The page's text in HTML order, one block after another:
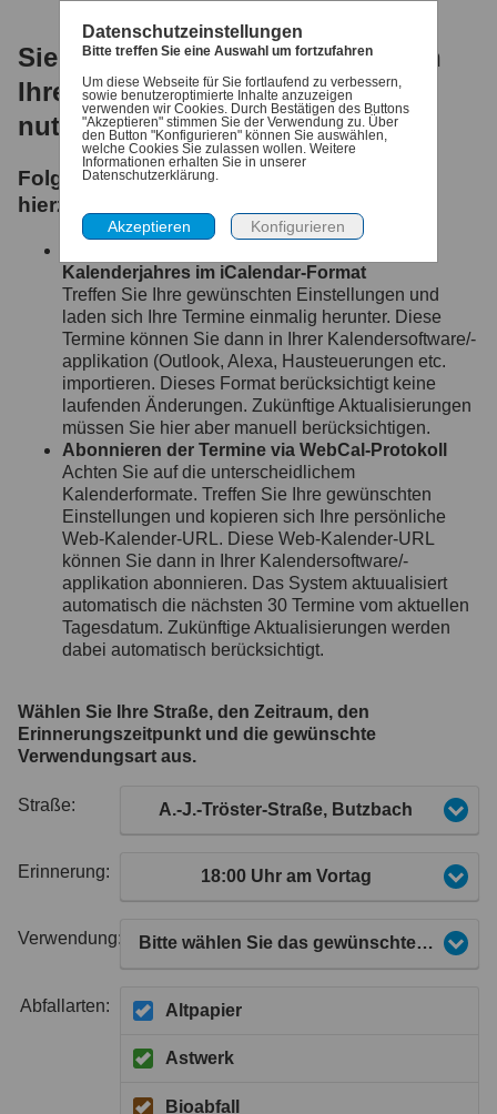
Sie möchten Ihre Abfalltermine in
Ihrem persönlichen Kalender
nutzen?
Folgende Möglichkeiten bieten wir Ihnen
hierzu an:
Kalenderjahres im iCalendar-Format
Treffen Sie Ihre gewünschten Einstellungen und
laden sich Ihre Termine einmalig herunter. Diese
Termine können Sie dann in Ihrer Kalendersoftware/-
applikation (Outlook, Alexa, Hausteuerungen etc.
importieren. Dieses Format berücksichtigt keine
laufenden Änderungen. Zukünftige Aktualisierungen
müssen Sie hier aber manuell berücksichtigen.
Abonnieren der Termine via WebCal-Protokoll
Achten Sie auf die unterscheidlichem
Kalenderformate. Treffen Sie Ihre gewünschten
Einstellungen und kopieren sich Ihre persönliche
Web-Kalender-URL. Diese Web-Kalender-URL
können Sie dann in Ihrer Kalendersoftware/-
applikation abonnieren. Das System aktuualisiert
automatisch die nächsten 30 Termine vom aktuellen
Tagesdatum. Zukünftige Aktualisierungen werden
dabei automatisch berücksichtigt.
Wählen Sie Ihre Straße, den Zeitraum, den
Erinnerungszeitpunkt und die gewünschte
Verwendungsart aus.
Straße: A.-J.-Tröster-Straße, Butzbach
Erinnerung: 18:00 Uhr am Vortag
Verwendung: Bitte wählen Sie das gewünschte Kalenderformat aus
Abfallarten: Altpapier
Astwerk
Bioabfall
Datenschutzeinstellungen
Bitte treffen Sie eine Auswahl um fortzufahren
Um diese Webseite für Sie fortlaufend zu verbessern,
sowie benutzeroptimierte Inhalte anzuzeigen
verwenden wir Cookies. Durch Bestätigen des Buttons
"Akzeptieren" stimmen Sie der Verwendung zu. Über
den Button "Konfigurieren" können Sie auswählen,
welche Cookies Sie zulassen wollen. Weitere
Informationen erhalten Sie in unserer
Datenschutzerklärung.